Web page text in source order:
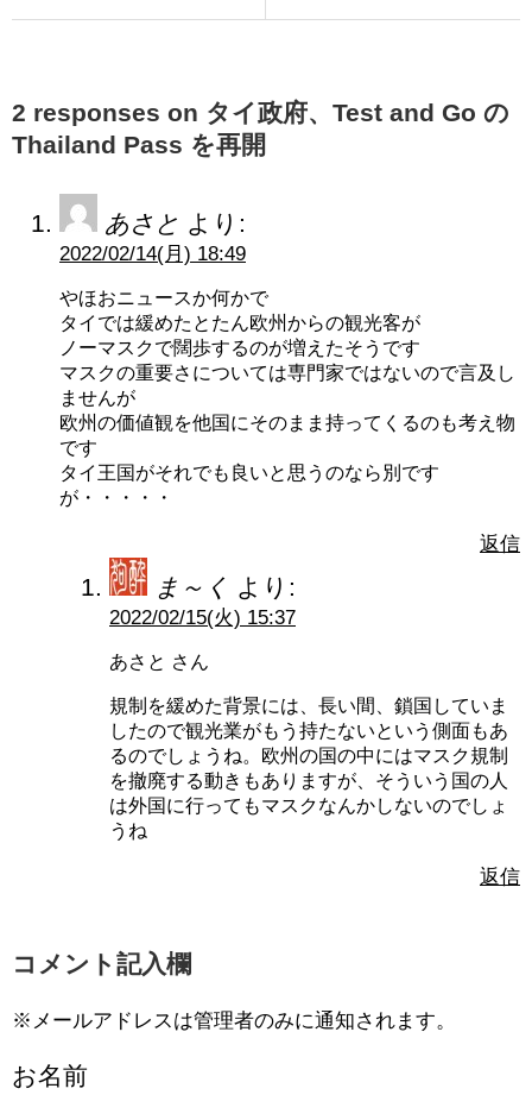
2 responses on タイ政府、Test and Go の
Thailand Pass を再開
あさと より:
2022/02/14(月) 18:49
やほおニュースか何かで
タイでは緩めたとたん欧州からの観光客が
ノーマスクで闊歩するのが増えたそうです
マスクの重要さについては専門家ではないので言及し
ませんが
欧州の価値観を他国にそのまま持ってくるのも考え物
です
タイ王国がそれでも良いと思うのなら別です
が・・・・・
返信
ま～く より:
2022/02/15(火) 15:37
あさと さん
規制を緩めた背景には、長い間、鎖国していま
したので観光業がもう持たないという側面もあ
るのでしょうね。欧州の国の中にはマスク規制
を撤廃する動きもありますが、そういう国の人
は外国に行ってもマスクなんかしないのでしょ
うね
返信
コメント記入欄
※メールアドレスは管理者のみに通知されます。
お名前